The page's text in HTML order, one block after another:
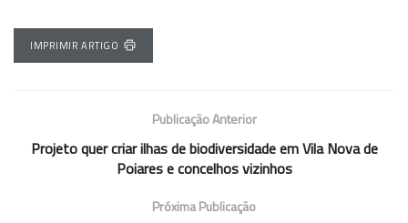
IMPRIMIR ARTIGO
Publicação Anterior
Projeto quer criar ilhas de biodiversidade em Vila Nova de
Poiares e concelhos vizinhos
Próxima Publicação